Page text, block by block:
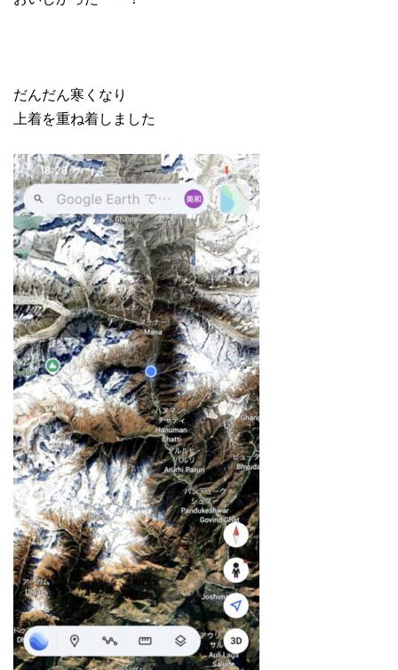
だんだん寒くなり
上着を重ね着しました